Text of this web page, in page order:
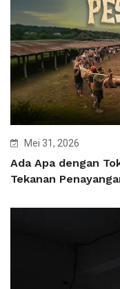
Mei 31, 2026
Ada Apa dengan
Tekanan